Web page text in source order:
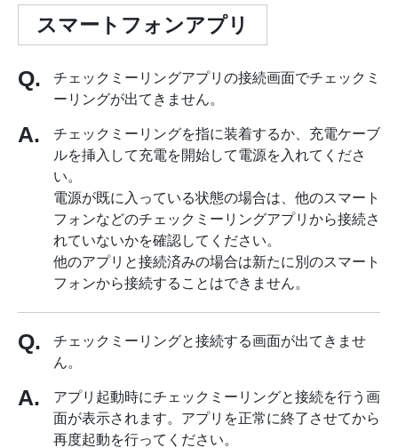
スマートフォンアプリ
チェックミーリングアプリの接続画面でチェックミ
ーリングが出てきません。
チェックミーリングを指に装着するか、充電ケーブ
ルを挿入して充電を開始して電源を入れてくださ
い。
電源が既に入っている状態の場合は、他のスマート
フォンなどのチェックミーリングアプリから接続さ
れていないかを確認してください。
他のアプリと接続済みの場合は新たに別のスマート
フォンから接続することはできません。
チェックミーリングと接続する画面が出てきませ
ん。
アプリ起動時にチェックミーリングと接続を行う画
面が表示されます。アプリを正常に終了させてから
再度起動を行ってください。